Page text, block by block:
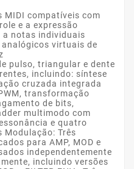
MIDI compatíveis com
e a expressão
a notas individuais
virtuais de
pulso, triangular e dente
incluindo: síntese
cruzada integrada
transformação
de bits,
multimodo com
e quatro
​​Modulação: Três
para AMP, MOD e
​​independentemente
incluindo versões